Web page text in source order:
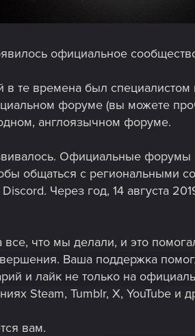
официальное
в те времена был
форуме (вы можете
англоязычном форуме.
Официальные
общаться с региональными
Через год, 14 августа
что мы делали, и это
Ваша поддержка
и лайк не только на
Steam, Tumblr, X, YouTube и
вам.